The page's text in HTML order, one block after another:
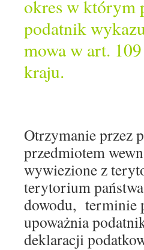
okres w którym
podatnik
mowa w art.
kraju.
Otrzymanie przez
przedmiotem
wywiezione z
terytorium
dowodu, terminie
upoważnia
deklaracji